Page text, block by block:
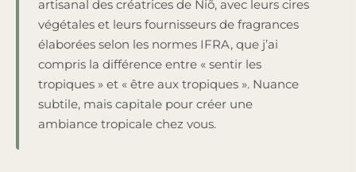
artisanal des créatrices de Niõ, avec leurs cires
végétales et leurs fournisseurs de fragrances
élaborées selon les normes IFRA, que j’ai
compris la différence entre « sentir les
tropiques » et « être aux tropiques ». Nuance
subtile, mais capitale pour créer une
ambiance tropicale chez vous.